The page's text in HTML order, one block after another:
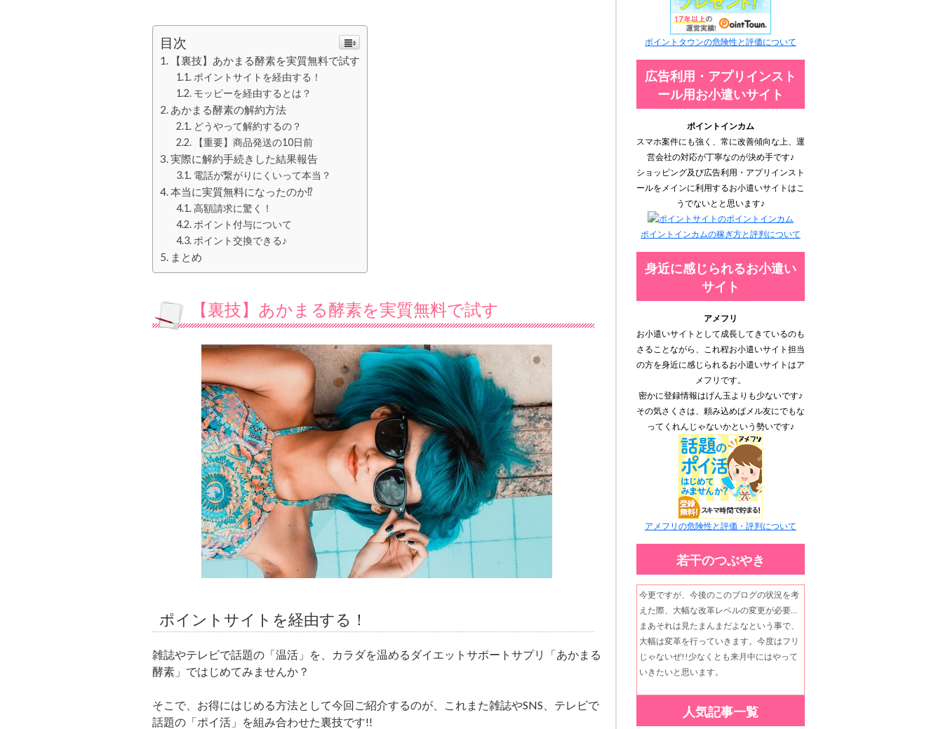
目次
【裏技】あかまる酵素を実質無料で試す
ポイントサイトを経由する！
モッピーを経由するとは？
あかまる酵素の解約方法
どうやって解約するの？
【重要】商品発送の10日前
実際に解約手続きした結果報告
電話が繋がりにくいって本当？
本当に実質無料になったのか⁉
高額請求に驚く！
ポイント付与について
ポイント交換できる♪
まとめ
【裏技】あかまる酵素を実質無料で試す
ポイントサイトを経由する！
雑誌やテレビで話題の「温活」を、カラダを温めるダイエットサポートサプリ「あかまる
酵素」ではじめてみませんか？
そこで、お得にはじめる方法として今回ご紹介するのが、これまた雑誌やSNS、テレビで
話題の「ポイ活」を組み合わせた裏技です!!
ポイントタウンの危険性と評価について
広告利用・アプリインスト
ール用お小遣いサイト
ポイントインカム
スマホ案件にも強く、常に改善傾向な上、運
営会社の対応が丁寧なのが決め手です♪
ショッピング及び広告利用・アプリインスト
ールをメインに利用するお小遣いサイトはこ
うでないとと思います♪
ポイントインカムの稼ぎ方と評判について
身近に感じられるお小遣い
サイト
アメフリ
お小遣いサイトとして成長してきているのも
さることながら、これ程お小遣いサイト担当
の方を身近に感じられるお小遣いサイトはア
メフリです。
密かに登録情報はげん玉よりも少ないです♪
その気さくさは、頼み込めばメル友にでもな
ってくれんじゃないかという勢いです♪
アメフリの危険性と評価・評判について
若干のつぶやき
今更ですが、今後のこのブログの状況を考
えた際、大幅な改革レベルの変更が必要…
まあそれは見たまんまだよなという事で、
大幅は変革を行っていきます。今度はフリ
じゃないぜ!!少なくとも来月中にはやって
いきたいと思います。
人気記事一覧